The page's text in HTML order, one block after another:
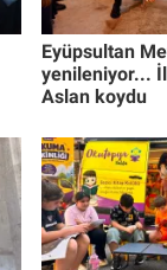
Eyüpsultan
yenileniyor...
Aslan koydu